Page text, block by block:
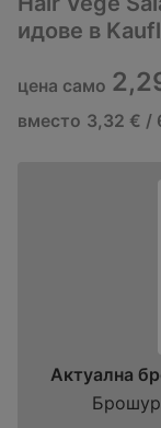
идове в
цена само
вместо 3,32 € /
Актуална